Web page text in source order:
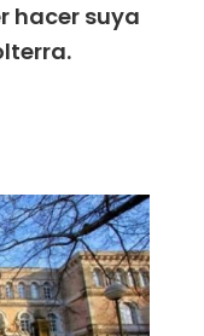
hacer suya